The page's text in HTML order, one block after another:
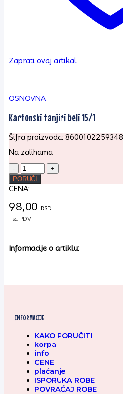
Zaprati ovaj artikal
OSNOVNA
Kartonski tanjiri beli 15/1
Šifra proizvoda: 8600102259348
Na zalihama
Kartonski
tanjiri
beli
15/1
PORUČI
CENA:
98,00 RSD
- sa PDV
Informacije o artiklu:
INFORMACIJE
KAKO PORUČITI
korpa
info
CENE
plaćanje
ISPORUKA ROBE
POVRAĆAJ ROBE